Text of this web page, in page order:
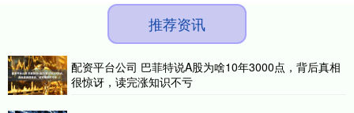
推荐资讯
配资平台公司 巴菲特说A股为啥10年3000点，背后真相
很惊讶，读完涨知识不亏